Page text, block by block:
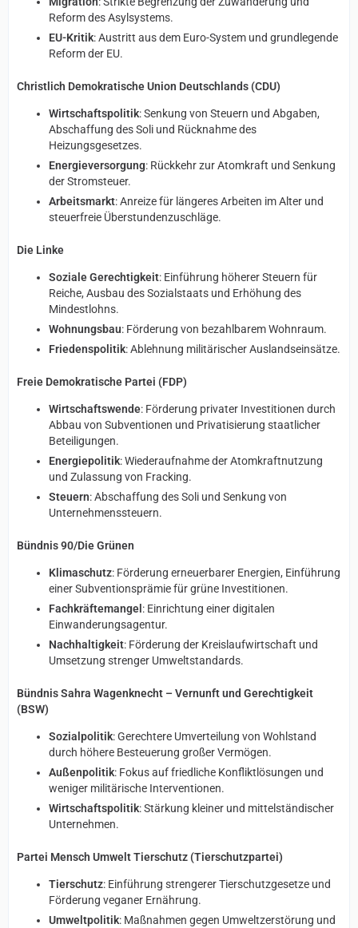
Reform des Asylsystems.
EU-Kritik: Austritt aus dem Euro-System und grundlegende
Reform der EU.
Christlich Demokratische Union Deutschlands (CDU)
Wirtschaftspolitik: Senkung von Steuern und Abgaben,
Abschaffung des Soli und Rücknahme des
Heizungsgesetzes.
Energieversorgung: Rückkehr zur Atomkraft und Senkung
der Stromsteuer.
Arbeitsmarkt: Anreize für längeres Arbeiten im Alter und
steuerfreie Überstundenzuschläge.
Die Linke
Soziale Gerechtigkeit: Einführung höherer Steuern für
Reiche, Ausbau des Sozialstaats und Erhöhung des
Mindestlohns.
Wohnungsbau: Förderung von bezahlbarem Wohnraum.
Friedenspolitik: Ablehnung militärischer Auslandseinsätze.
Freie Demokratische Partei (FDP)
Wirtschaftswende: Förderung privater Investitionen durch
Abbau von Subventionen und Privatisierung staatlicher
Beteiligungen.
Energiepolitik: Wiederaufnahme der Atomkraftnutzung
und Zulassung von Fracking.
Steuern: Abschaffung des Soli und Senkung von
Unternehmenssteuern.
Bündnis 90/Die Grünen
Klimaschutz: Förderung erneuerbarer Energien, Einführung
einer Subventionsprämie für grüne Investitionen.
Fachkräftemangel : Einrichtung einer digitalen
Einwanderungsagentur.
Nachhaltigkeit: Förderung der Kreislaufwirtschaft und
Umsetzung strenger Umweltstandards.
Bündnis Sahra Wagenknecht – Vernunft und Gerechtigkeit
(BSW)
Sozialpolitik: Gerechtere Umverteilung von Wohlstand
durch höhere Besteuerung großer Vermögen.
Außenpolitik: Fokus auf friedliche Konfliktlösungen und
weniger militärische Interventionen.
Wirtschaftspolitik: Stärkung kleiner und mittelständischer
Unternehmen.
Partei Mensch Umwelt Tierschutz (Tierschutzpartei)
Tierschutz: Einführung strengerer Tierschutzgesetze und
Förderung veganer Ernährung.
Umweltpolitik: Maßnahmen gegen Umweltzerstörung und